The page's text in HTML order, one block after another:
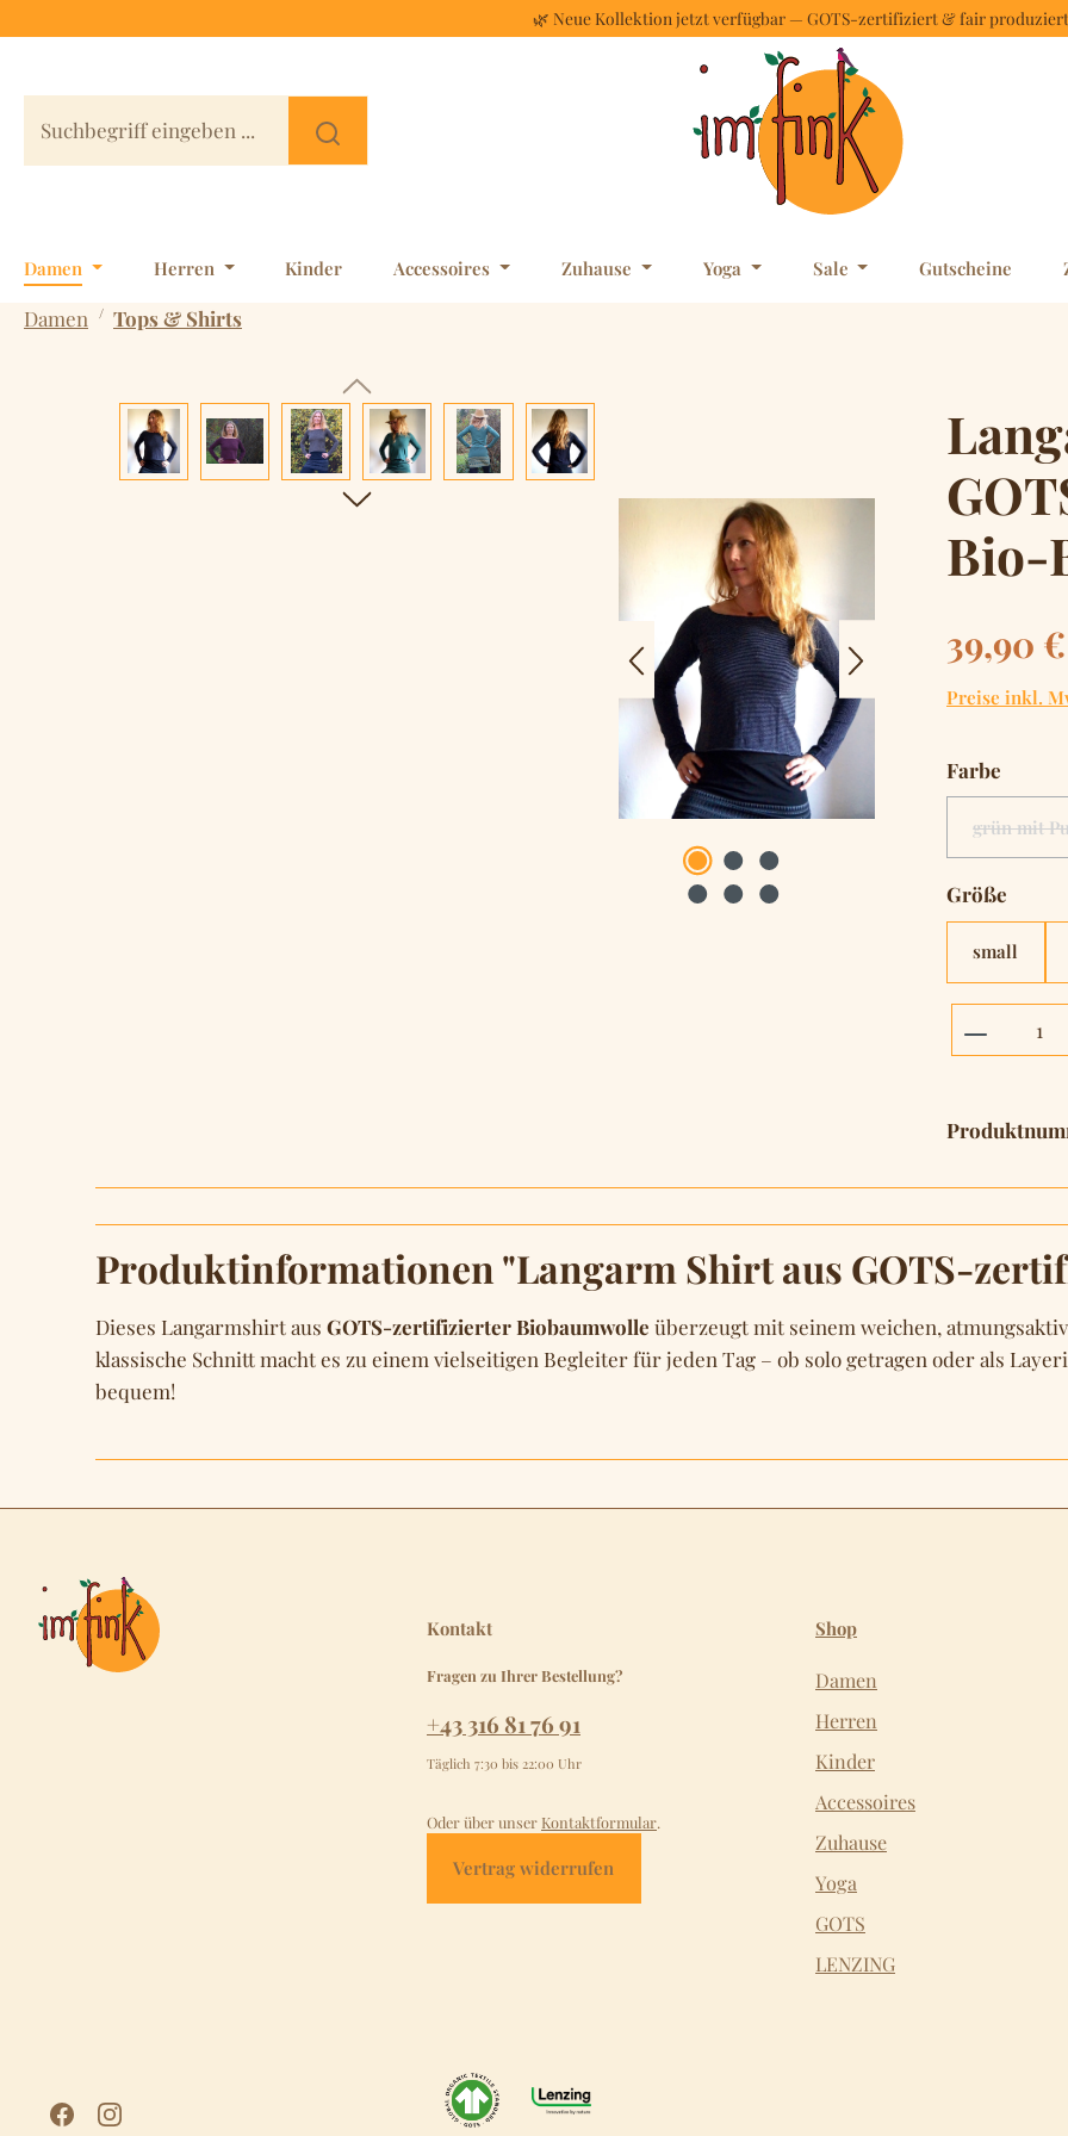
🌿 Neue Kollektion jetzt verfügbar — GOTS-zertifiziert & fair produziert
Damen Herren Kinder Accessoires Zuhause Yoga Sale Gutscheine
Damen / Tops & Shirts
Bildergalerie überspringen
Bio-
Regulärer
39,90 €
Preise inkl.
Farbe
grün mit
Größe
small
Produktinformationen "Langarm Shirt aus GOTS-
Dieses Langarmshirt aus GOTS-zertifizierter Biobaumwolle überzeugt mit seinem weichen,
klassische Schnitt macht es zu einem vielseitigen Begleiter für jeden Tag – ob solo getragen oder als
bequem!
Kontakt
Fragen zu Ihrer Bestellung?
+43 316 81 76 91
Täglich 7:30 bis 22:00 Uhr
Oder über unser Kontaktformular.
Vertrag widerrufen
Shop
Damen
Herren
Kinder
Accessoires
Zuhause
Yoga
GOTS
LENZING